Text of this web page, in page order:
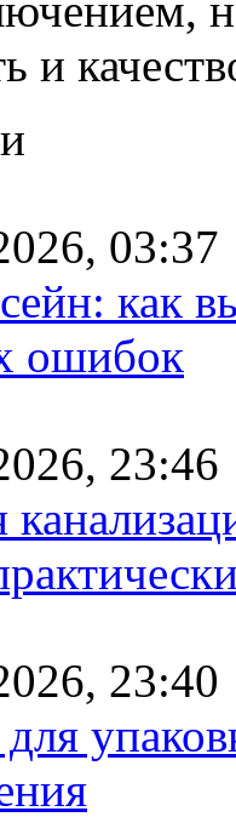
и
03:37
как
ошибок
23:46
23:40